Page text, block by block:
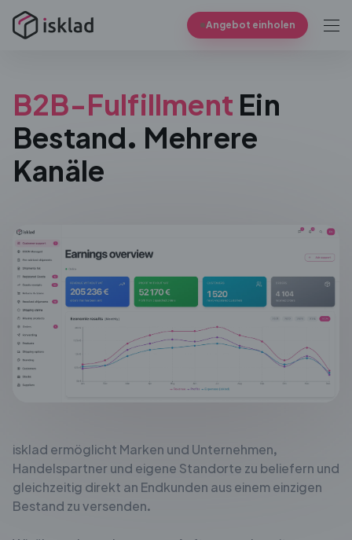
Angebot einholen
B2B-Fulfillment Ein
Bestand. Mehrere
Kanäle
isklad ermöglicht Marken und Unternehmen,
Handelspartner und eigene Standorte zu beliefern und
gleichzeitig direkt an Endkunden aus einem einzigen
Bestand zu versenden.